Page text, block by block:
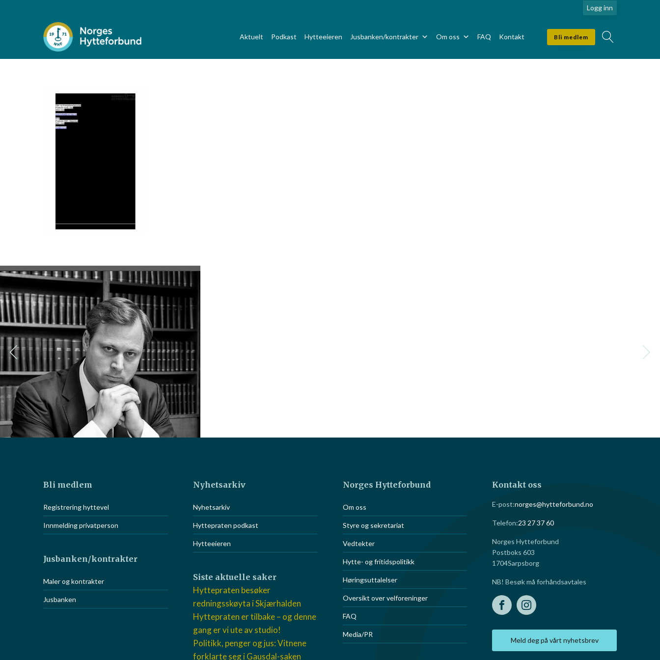
Logg inn
Aktuelt Podkast Hytteeieren Jusbanken/kontrakter Om oss FAQ Kontakt Bli medlem
AARSKOG ADVOKATFIRMA AS
Vi bistår i typiske problemstillinger for eiere av
fritidsboliger.
Telefon:
E-post:
post@aarskog.no
Bli medlem
Registrering hyttevel
Innmelding privatperson
Jusbanken/kontrakter
Maler og kontrakter
Jusbanken
Nyhetsarkiv
Nyhetsarkiv
Hyttepraten podkast
Hytteeieren
Siste aktuelle saker
Hyttepraten besøker
redningsskøyta i Skjærhalden
Hyttepraten er tilbake – og denne
gang er vi ute av studio!
Politikk, penger og jus: Vitnene
forklarte seg i Gausdal-saken
Norges Hytteforbund
Om oss
Styre og sekretariat
Vedtekter
Hytte- og fritidspolitikk
Høringsuttalelser
Oversikt over velforeninger
FAQ
Media/PR
Kontakt oss
E-post:norges@hytteforbund.no
Telefon:23 27 37 60
Norges Hytteforbund
Postboks 603
1704Sarpsborg
NB! Besøk må forhåndsavtales
Meld deg på vårt nyhetsbrev